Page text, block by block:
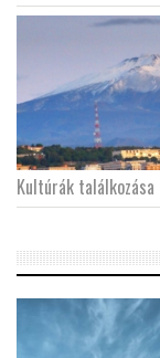
Kultúrák találkozása